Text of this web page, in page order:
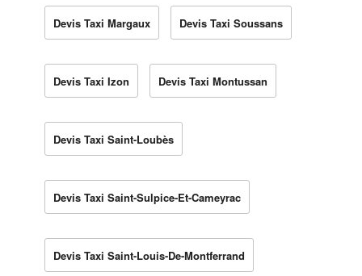
Devis Taxi Margaux Devis Taxi Soussans
Devis Taxi Izon Devis Taxi Montussan
Devis Taxi Saint-Loubès
Devis Taxi Saint-Sulpice-Et-Cameyrac
Devis Taxi Saint-Louis-De-Montferrand